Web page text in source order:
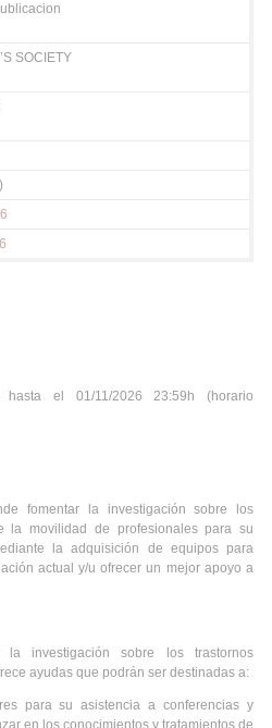
SOCIETY
el 01/11/2026 23:59h (horario
fomentar la investigación sobre los
la movilidad de profesionales para su
la adquisición de equipos para
actual y/u ofrecer un mejor apoyo a
investigación sobre los trastornos
ayudas que podrán ser destinadas a:
para su asistencia a conferencias y
en los conocimientos y tratamientos de